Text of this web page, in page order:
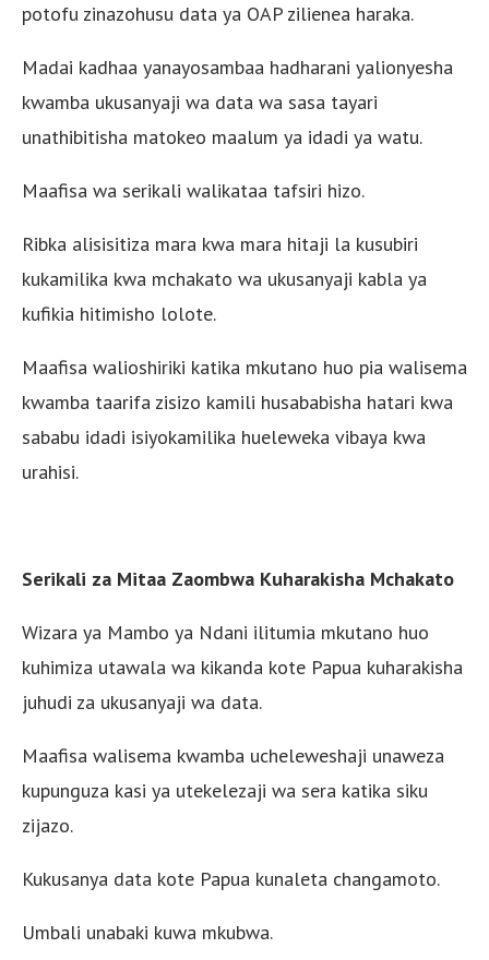
potofu zinazohusu data ya OAP zilienea haraka.
Madai kadhaa yanayosambaa hadharani yalionyesha
kwamba ukusanyaji wa data wa sasa tayari
unathibitisha matokeo maalum ya idadi ya watu.
Maafisa wa serikali walikataa tafsiri hizo.
Ribka alisisitiza mara kwa mara hitaji la kusubiri
kukamilika kwa mchakato wa ukusanyaji kabla ya
kufikia hitimisho lolote.
Maafisa walioshiriki katika mkutano huo pia walisema
kwamba taarifa zisizo kamili husababisha hatari kwa
sababu idadi isiyokamilika hueleweka vibaya kwa
urahisi.
Serikali za Mitaa Zaombwa Kuharakisha Mchakato
Wizara ya Mambo ya Ndani ilitumia mkutano huo
kuhimiza utawala wa kikanda kote Papua kuharakisha
juhudi za ukusanyaji wa data.
Maafisa walisema kwamba ucheleweshaji unaweza
kupunguza kasi ya utekelezaji wa sera katika siku
zijazo.
Kukusanya data kote Papua kunaleta changamoto.
Umbali unabaki kuwa mkubwa.